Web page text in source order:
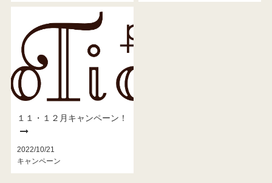
１１・１２月キャンペーン！
2022/10/21
キャンペーン